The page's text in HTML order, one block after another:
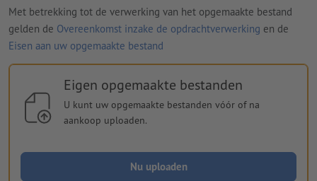
Met betrekking tot de verwerking van het opgemaakte bestand
gelden de Overeenkomst inzake de opdrachtverwerking en de
Eisen aan uw opgemaakte bestand
Eigen opgemaakte bestanden
U kunt uw opgemaakte bestanden vóór of na
aankoop uploaden.
Nu uploaden